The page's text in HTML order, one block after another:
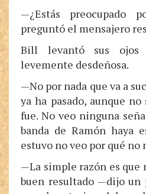
—¿Estás preocupado
preguntó el mensajero
Bill levantó sus ojos
levemente desdeñosa.
—No por nada que va a
ya ha pasado, aunque
fue. No veo ninguna
banda de Ramón haya
estuvo no veo por qué no
—La simple razón es que
buen resultado —dijo un